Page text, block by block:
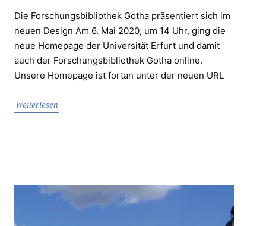
Die Forschungsbibliothek Gotha präsentiert sich im
neuen Design Am 6. Mai 2020, um 14 Uhr, ging die
neue Homepage der Universität Erfurt und damit
auch der Forschungsbibliothek Gotha online.
Unsere Homepage ist fortan unter der neuen URL
Weiterlesen